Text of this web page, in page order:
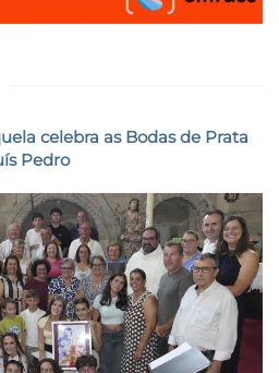
celebra as Bodas de Prata
Pedro